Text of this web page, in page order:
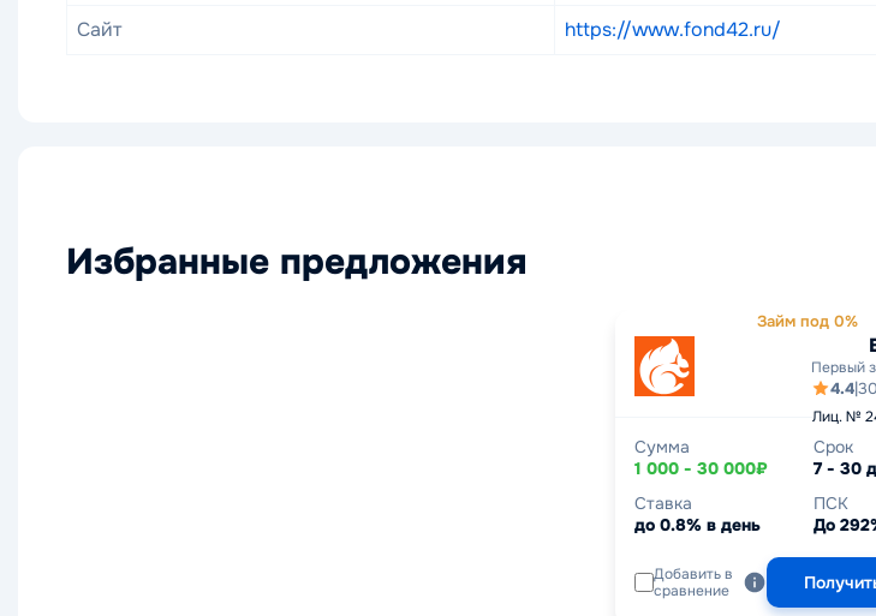
Сайт
https://www.fond42.ru/
Избранные предложения
Займ под 0%
Первый
Лиц. №
4.4|
Сумма
1 000 - 30 000₽
Срок
7 - 30
Ставка
до 0.8% в день
ПСК
До
Добавить в
сравнение